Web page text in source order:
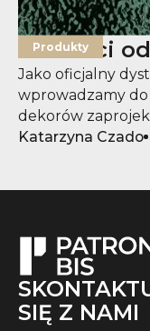
Produkty
Nowości
Jako oficjalny
wprowadzamy
dekorów
architektach i
Katarzyna Czado
SIĘ Z NAMI